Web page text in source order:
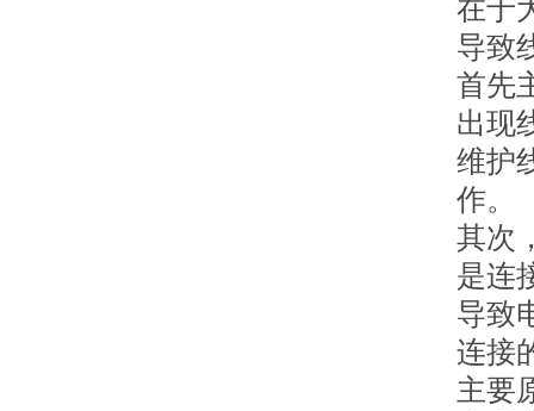
在于
导致
首先
出现
维护
作。
其次
是连
导致
连接
主要